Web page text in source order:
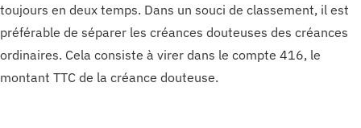
toujours en deux temps. Dans un souci de classement, il est
préférable de séparer les créances douteuses des créances
ordinaires. Cela consiste à virer dans le compte 416, le
montant TTC de la créance douteuse.